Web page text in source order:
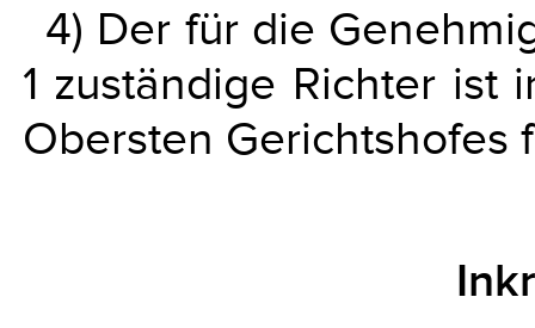
4) Der für die
1 zuständige Richter ist
Obersten Gerichtshofes